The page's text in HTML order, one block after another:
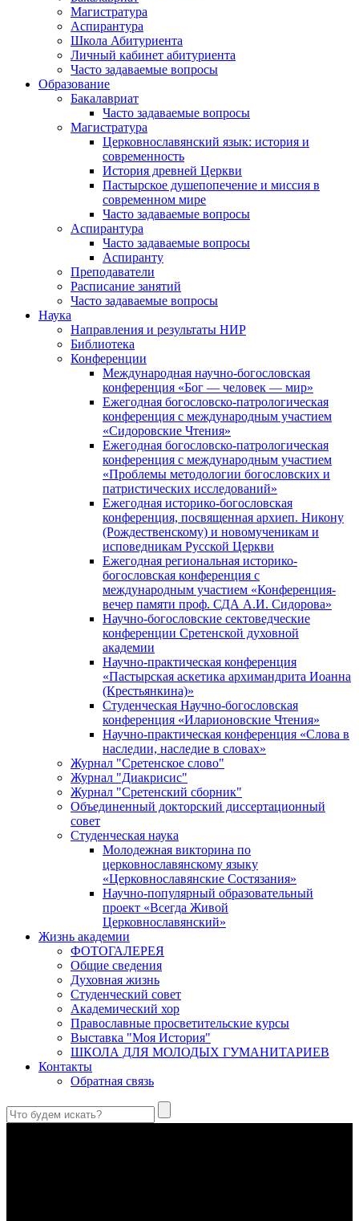
Магистратура
Аспирантура
Школа Абитуриента
Личный кабинет абитуриента
Часто задаваемые вопросы
Образование
Бакалавриат
Часто задаваемые вопросы
Магистратура
Церковнославянский язык: история и
современность
История древней Церкви
Пастырское душепопечение и миссия в
современном мире
Часто задаваемые вопросы
Аспирантура
Часто задаваемые вопросы
Аспиранту
Преподаватели
Расписание занятий
Часто задаваемые вопросы
Наука
Направления и результаты НИР
Библиотека
Конференции
Международная научно-богословская
конференция «Бог — человек — мир»
Ежегодная богословско-патрологическая
конференция с международным участием
«Сидоровские Чтения»
Ежегодная богословско-патрологическая
конференция с международным участием
«Проблемы методологии богословских и
патристических исследований»
Ежегодная историко-богословская
конференция, посвященная архиеп. Никону
(Рождественскому) и новомученикам и
исповедникам Русской Церкви
Ежегодная региональная историко-
богословская конференция с
международным участием «Конференция-
вечер памяти проф. СДА А.И. Сидорова»
Научно-богословские сектоведческие
конференции Сретенской духовной
академии
Научно-практическая конференция
«Пастырская аскетика архимандрита Иоанна
(Крестьянкина)»
Студенческая Научно-богословская
конференция «Иларионовские Чтения»
Научно-практическая конференция «Cлова в
наследии, наследие в словах»
Журнал "Сретенское слово"
Журнал "Диакрисис"
Журнал "Сретенский сборник"
Объединенный докторский диссертационный
совет
Студенческая наука
Молодежная викторина по
церковнославянскому языку
«Церковнославянские Состязания»
Научно-популярный образовательный
проект «Всегда Живой
Церковнославянский»
Жизнь академии
ФОТОГАЛЕРЕЯ
Общие сведения
Духовная жизнь
Студенческий совет
Академический хор
Православные просветительские курсы
Выставка "Моя История"
ШКОЛА ДЛЯ МОЛОДЫХ ГУМАНИТАРИЕВ
Контакты
Обратная связь